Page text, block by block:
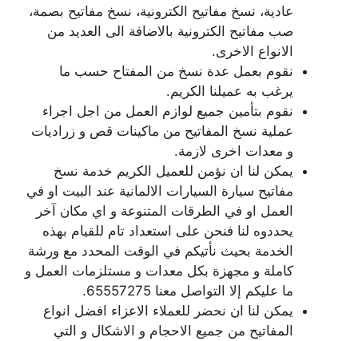
عادية، نسخ مفاتيح الكترونية، نسخ مفاتيح بصمة،
صب مفاتيح الكترونية بالاضافة الى العديد من
الانواع الاخرى.
نقوم بعمل عدة نسخ من المفتاح حسب ما
يرغب به عميلنا الكريم.
نقوم بتأمين جميع لوازم العمل من اجل اجراء
عملية نسخ المفاتيح من ماكينات قص و زراديات
و معدات اخرى لازمة.
يمكن لنا ان نؤمن للعميل الكريم خدمة نسخ
مفاتيح سيارة السيارات الالمانية عند البيت او في
العمل او في الطرقات المتنوعة و اي مكان آخر
يحددوه لنا فنحن على استعداد تام للقيام بهذه
الخدمة بحيث نأتيكم في الوقت المحدد مع ورشة
كاملة و مجهزة بكل معدات و مستلزمات العمل و
ما عليكم إلا التواصل معنا 65557275.
يمكن لنا ان نحضر للعملاء الاعزاء افضل انواع
المفاتيح من جميع الاحجام و الاشكال و التي